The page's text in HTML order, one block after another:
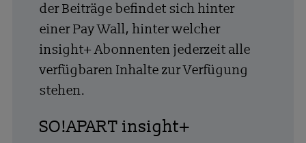
der Beiträge befindet sich hinter
einer Pay Wall, hinter welcher
insight+ Abonnenten jederzeit alle
verfügbaren Inhalte zur Verfügung
stehen.
SO!APART insight+